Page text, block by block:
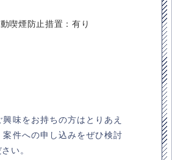
喫煙防止措置：有り
味をお持ちの方はとりあえ
件への申し込みをぜひ検討
い。